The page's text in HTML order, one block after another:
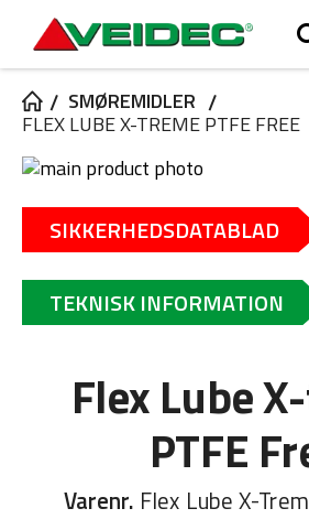
SMØREMIDLER
FLEX LUBE X-TREME PTFE FREE
Gå
slutningen
billedgalleriet
til
starten
af
billedgalleriet
SIKKERHEDSDATABLAD
TEKNISK INFORMATION
Flex Lube
PTFE
Varenr. Flex Lube X-